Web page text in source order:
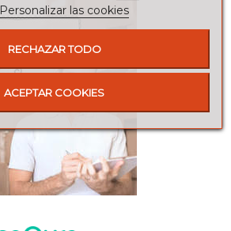
Personalizar las cookies
RECHAZAR TODO
ACEPTAR COOKIES